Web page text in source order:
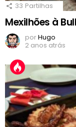
33 Partilhas
Mexilhões à
porHugo
2 anos atrás